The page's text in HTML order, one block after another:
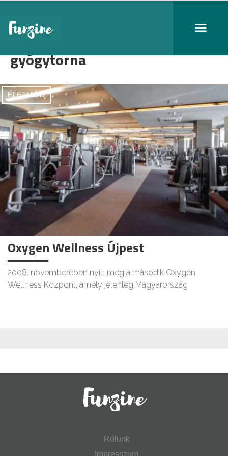
gyógytorna
ÉLETMÓD
Oxygen Wellness Újpest
2008. novemberében nyílt meg a második Oxygen
Wellness Központ, amely jelenleg Magyarország
Rólunk
Impresszum